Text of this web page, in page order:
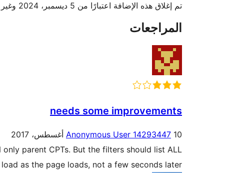
تم إغلاق هذه الإضافة اعتبارًا من 5 ديسمبر، 2024 وغير متاحة للتنزيل. السبب: مشكلة أمنية.
المراجعات
needs some improvements
Anonymous User 14293447 10 أغسطس، 2017
parent CPTs. But the filters should list ALL
as the page loads, not a few seconds later.